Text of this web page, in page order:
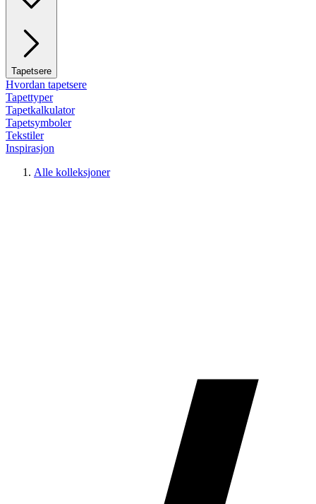
Tapetsere
Hvordan tapetsere
Tapettyper
Tapetkalkulator
Tapetsymboler
Tekstiler
Inspirasjon
Alle kolleksjoner